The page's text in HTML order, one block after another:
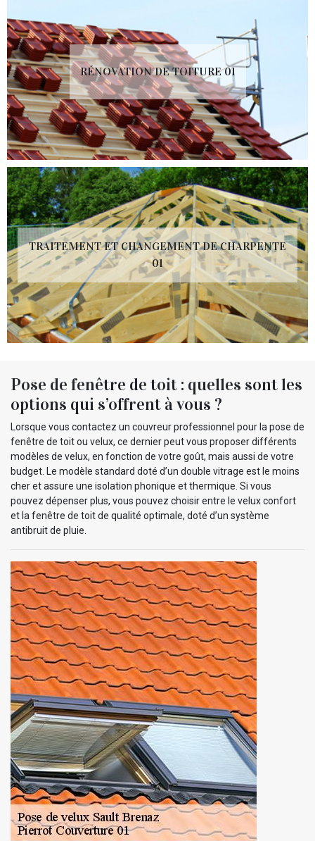
RÉNOVATION DE TOITURE 01
TRAITEMENT ET CHANGEMENT DE CHARPENTE
01
Pose de fenêtre de toit : quelles sont les
options qui s’offrent à vous ?
Lorsque vous contactez un couvreur professionnel pour la pose de
fenêtre de toit ou velux, ce dernier peut vous proposer différents
modèles de velux, en fonction de votre goût, mais aussi de votre
budget. Le modèle standard doté d’un double vitrage est le moins
cher et assure une isolation phonique et thermique. Si vous
pouvez dépenser plus, vous pouvez choisir entre le velux confort
et la fenêtre de toit de qualité optimale, doté d’un système
antibruit de pluie.